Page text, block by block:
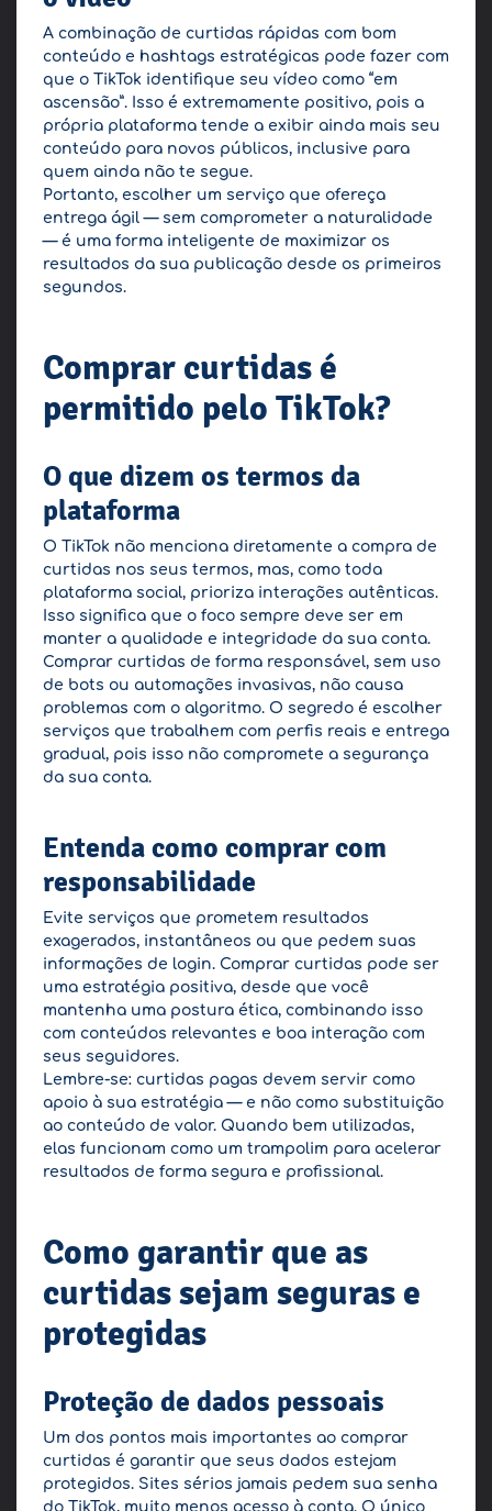
A combinação de curtidas rápidas com bom
conteúdo e hashtags estratégicas pode fazer com
que o TikTok identifique seu vídeo como “em
ascensão”. Isso é extremamente positivo, pois a
própria plataforma tende a exibir ainda mais seu
conteúdo para novos públicos, inclusive para
quem ainda não te segue.
Portanto, escolher um serviço que ofereça
entrega ágil — sem comprometer a naturalidade
— é uma forma inteligente de maximizar os
resultados da sua publicação desde os primeiros
segundos.
Comprar curtidas é
permitido pelo TikTok?
O que dizem os termos da
plataforma
O TikTok não menciona diretamente a compra de
curtidas nos seus termos, mas, como toda
plataforma social, prioriza interações autênticas.
Isso significa que o foco sempre deve ser em
manter a qualidade e integridade da sua conta.
Comprar curtidas de forma responsável, sem uso
de bots ou automações invasivas, não causa
problemas com o algoritmo. O segredo é escolher
serviços que trabalhem com perfis reais e entrega
gradual, pois isso não compromete a segurança
da sua conta.
Entenda como comprar com
responsabilidade
Evite serviços que prometem resultados
exagerados, instantâneos ou que pedem suas
informações de login. Comprar curtidas pode ser
uma estratégia positiva, desde que você
mantenha uma postura ética, combinando isso
com conteúdos relevantes e boa interação com
seus seguidores.
Lembre-se: curtidas pagas devem servir como
apoio à sua estratégia — e não como substituição
ao conteúdo de valor. Quando bem utilizadas,
elas funcionam como um trampolim para acelerar
resultados de forma segura e profissional.
Como garantir que as
curtidas sejam seguras e
protegidas
Proteção de dados pessoais
Um dos pontos mais importantes ao comprar
curtidas é garantir que seus dados estejam
protegidos. Sites sérios jamais pedem sua senha
do TikTok, muito menos acesso à conta. O único